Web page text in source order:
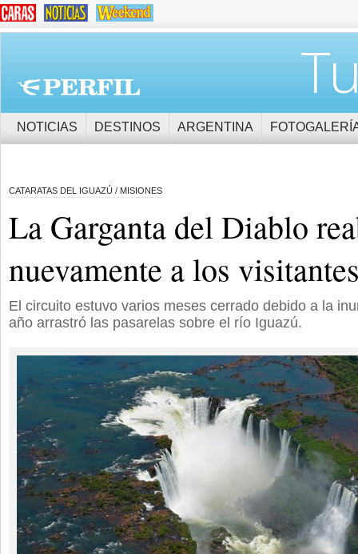
NOTICIAS DESTINOS ARGENTINA
CATARATAS DEL IGUAZÚ / MISIONES
La Garganta del Diablo
nuevamente a los
El circuito estuvo varios meses cerrado debido a la
año arrastró las pasarelas sobre el río Iguazú.